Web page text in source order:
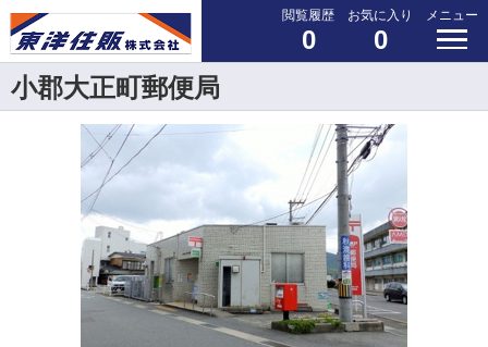
閲覧履歴
0
お気に入り
0
メニュー
小郡大正町郵便局